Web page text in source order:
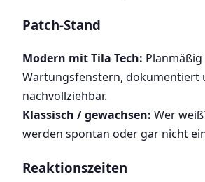
Patch-Stand
Modern mit Tila Tech: Planmäßig
Wartungsfenstern, dokumentiert
nachvollziehbar.
Klassisch / gewachsen: Wer
werden spontan oder gar nicht
Reaktionszeiten